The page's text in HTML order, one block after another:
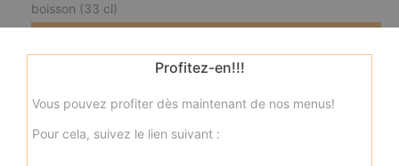
boisson (33 cl)
Menu zap'dwich kebab
boisson (33 cl)
Profitez-en!!!
Vous pouvez profiter dès maintenant de nos menus!
Pour cela, suivez le lien suivant :